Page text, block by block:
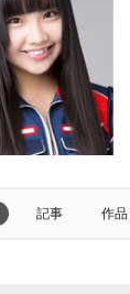
記事 作品